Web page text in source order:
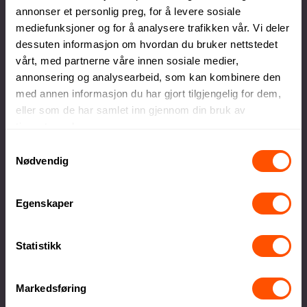
annonser et personlig preg, for å levere sosiale
mediefunksjoner og for å analysere trafikken vår. Vi deler
dessuten informasjon om hvordan du bruker nettstedet
vårt, med partnerne våre innen sosiale medier,
annonsering og analysearbeid, som kan kombinere den
med annen informasjon du har gjort tilgjengelig for dem,
eller som de har samlet inn gjennom din bruk av
Nødvendig
Egenskaper
Statistikk
Markedsføring
Egen produksjonsavdeling
Lokal produksjon sikrer høy kvalitet og raskere
levering